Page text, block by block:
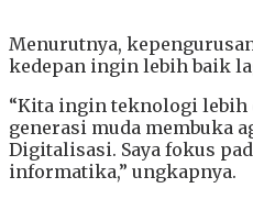
Menurutnya,
kedepan ingin lebih baik
“Kita ingin teknologi
generasi muda membuka
Digitalisasi. Saya fokus
informatika,” ungkapnya.